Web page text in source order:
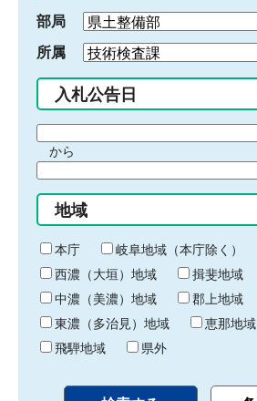
部局
所属
入札公告日
間
始
り
から
間
終
わ
り
地域
本庁
岐阜地域（本庁除く）
西濃（大垣）地域
揖斐地域
中濃（美濃）地域
郡上地域
東濃（多治見）地域
恵那地域
飛騨地域
県外